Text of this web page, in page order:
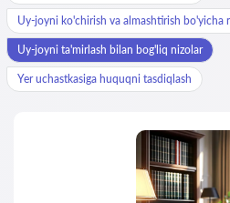
Uy-joyni ko'chirish va almashtirish bo'yicha
Uy-joyni ta'mirlash bilan bog'liq nizolar
Yer uchastkasiga huquqni tasdiqlash